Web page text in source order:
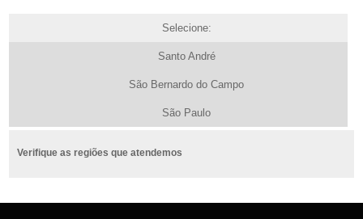
Selecione:
Santo André
São Bernardo do Campo
São Paulo
Verifique as regiões que atendemos